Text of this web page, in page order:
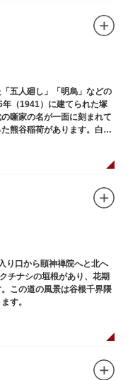
五人廻し」「明烏」などの
（1941）に建てられた塚
噺家の名が一面に刻まれて
熊谷稲荷があります。白狐
ものです。
り口から頤神禅院へと北へ
チナシの垣根があり、花期
この道の風景は谷根千界隈
す。